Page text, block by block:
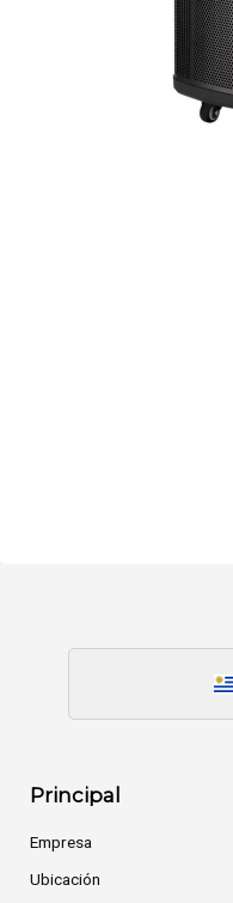
Principal
Empresa
Ubicación